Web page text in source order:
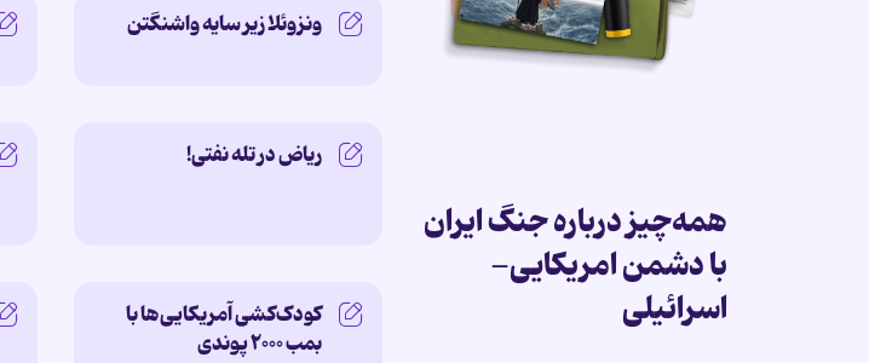
همه‌چیز درباره جنگ ایران
با دشمن امریکایی-
اسرائیلی
ونزوئلا زیر سایه‌ واشنگتن
ریاض در تله نفتی!
کودک‌کشی آمریکایی‌ها با
بمب ۲۰۰۰ پوندی